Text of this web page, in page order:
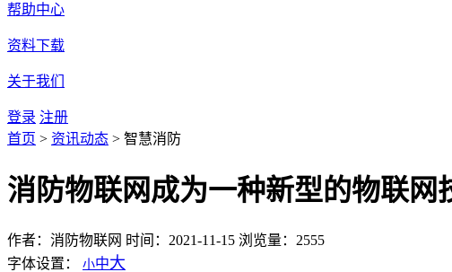
帮助中心
资料下载
关于我们
登录 注册
首页 > 资讯动态 > 智慧消防
消防物联网成为一种新型的物联网
作者：消防物联网 时间：2021-11-15 浏览量：2555
字体设置： 小中大